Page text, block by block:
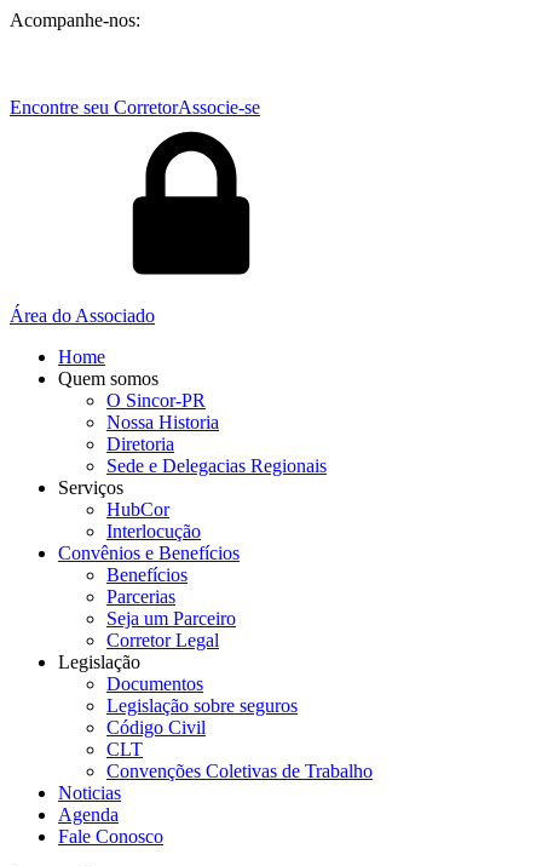
Acompanhe-nos:
Encontre seu CorretorAssocie-se
Área do Associado
Home
Quem somos
O Sincor-PR
Nossa Historia
Diretoria
Sede e Delegacias Regionais
Serviços
HubCor
Interlocução
Convênios e Benefícios
Benefícios
Parcerias
Seja um Parceiro
Corretor Legal
Legislação
Documentos
Legislação sobre seguros
Código Civil
CLT
Convenções Coletivas de Trabalho
Noticias
Agenda
Fale Conosco